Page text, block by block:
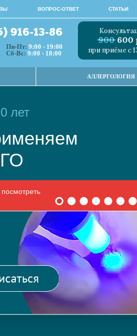
ВОПРОС-ОТВЕТ СТАТЬИ
916-13-86
Пн-Пт: 9:00 - 19:00
Сб-Вс: 9:00 - 18:00
900 600
при приёме с
АЛЛЕРГОЛОГИЯ
лет